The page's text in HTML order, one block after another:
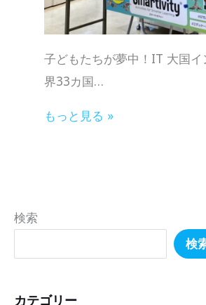
子どもたちが夢中！IT 大国
界33カ国…
もっと見る »
検索
検
カテゴリー